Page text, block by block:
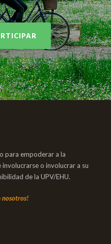
para empoderar a la
o involucrar a su
de la UPV/EHU.
nosotros!